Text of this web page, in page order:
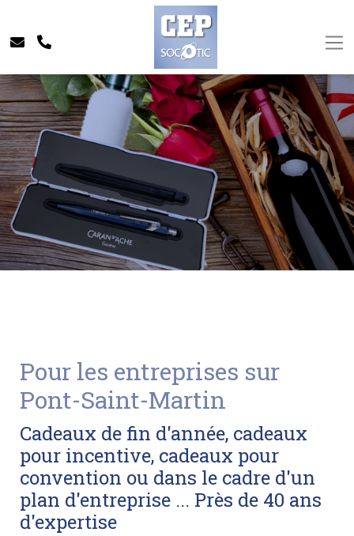
Pour les entreprises sur
Pont-Saint-Martin
Cadeaux de fin d'année, cadeaux
pour incentive, cadeaux pour
convention ou dans le cadre d'un
plan d'entreprise ... Près de 40 ans
d'expertise